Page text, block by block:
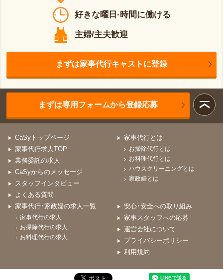
好きな曜日·時間に働ける
主婦/主夫歓迎
まずは家事代行キャストに登録
まずは専用フォームから登録応募
CaSyトップページ
家事代行求人TOP
業務委託の求人
CaSyからのメッセージ
スタッフインタビュー
よくある質問
家事代行とは
お掃除代行とは
お料理代行とは
ハウスクリーニングとは
家政婦とは
家事代行･家政婦の求人一覧
家事代行の求人
お掃除代行の求人
お料理代行の求人
安心･安全への取り組み
家事スタッフへの応募
運営会社について
プライバシーポリシー
利用規約